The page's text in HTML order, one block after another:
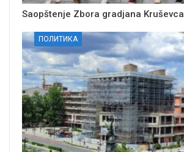
Saopštenje Zbora gradjana Kruševca
ПОЛИТИКА